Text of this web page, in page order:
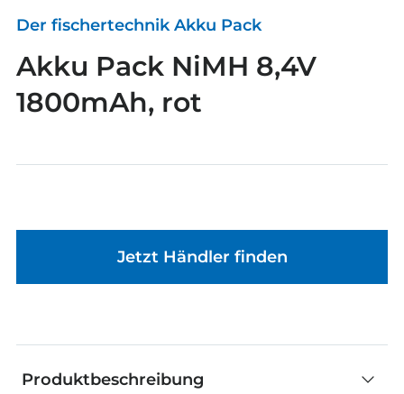
Der fischertechnik Akku Pack
Akku Pack NiMH 8,4V
1800mAh, rot
Jetzt Händler finden
Produktbeschreibung